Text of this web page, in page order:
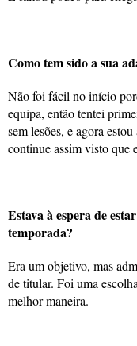
Como tem sido a sua
Não foi fácil no início
equipa, então tentei
sem lesões, e agora
continue assim visto que
Estava à espera de
temporada?
Era um objetivo, mas
de titular. Foi uma
melhor maneira.